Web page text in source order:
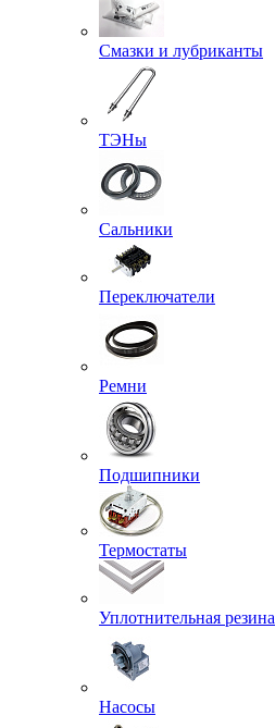
Смазки и лубриканты
ТЭНы
Сальники
Переключатели
Ремни
Подшипники
Термостаты
Уплотнительная резина
Насосы